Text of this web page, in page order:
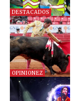
DESTACADOS
OPINIONEZ